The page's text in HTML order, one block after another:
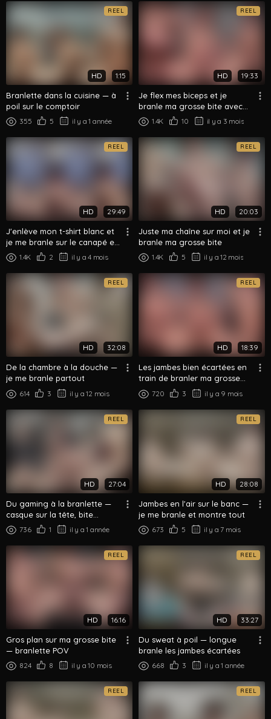
REEL
HD 1:15
Branlette dans la cuisine — à
poil sur le comptoir
355 5 il y a 1 année
REEL
HD 19:33
Je flex mes biceps et je
branle ma grosse bite avec
un casque
1.4K 10 il y a 3 mois
REEL
HD 29:49
J'enlève mon t-shirt blanc et
je me branle sur le canapé en
cuir 1.4K 2 il y a 4 mois
REEL
HD 20:03
Juste ma chaîne sur moi et je
branle ma grosse bite
1.4K 5 il y a 12 mois
REEL
HD 32:08
De la chambre à la douche —
je me branle partout
614 3 il y a 12 mois
REEL
HD 18:39
Les jambes bien écartées en
train de branler ma grosse
bite sur ma chaise
720 3 il y a 9 mois
REEL
HD 27:04
Du gaming à la branlette —
casque sur la tête, bite
dehors
736 1 il y a 1 année
REEL
HD 28:08
Jambes en l'air sur le banc —
je me branle et montre tout
673 5 il y a 7 mois
REEL
HD 16:16
Gros plan sur ma grosse bite
— branlette POV
824 8 il y a 10 mois
REEL
HD 33:27
Du sweat à poil — longue
branle les jambes écartées
668 3 il y a 1 année
REEL REEL